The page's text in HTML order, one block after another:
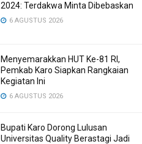
2024: Terdakwa Minta Dibebaskan
6 AGUSTUS 2026
Menyemarakkan HUT Ke-81 RI,
Pemkab Karo Siapkan Rangkaian
Kegiatan Ini
6 AGUSTUS 2026
Bupati Karo Dorong Lulusan
Universitas Quality Berastagi Jadi